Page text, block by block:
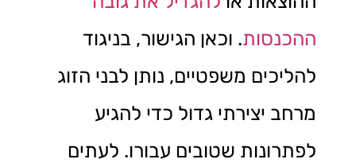
ההכנסות. וכאן הגישור, בניגוד
להליכים משפטיים, נותן לבני הזוג
מרחב יצירתי גדול כדי להגיע
לפתרונות שטובים עבורו. לעתים